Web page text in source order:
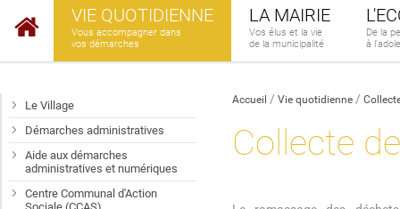
VIE QUOTIDIENNE
Vous accompagner dans
vos démarches
LA MAIRIE
Vos élus et la vie
de la municipalité
De la
à
Accueil Vie quotidienne
Collecte
Le Village
Démarches administratives
Aide aux démarches
administratives et numériques
Centre Communal d'Action